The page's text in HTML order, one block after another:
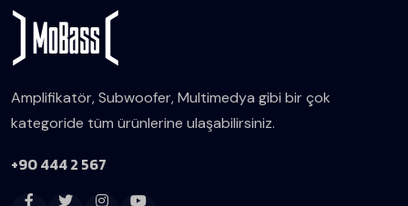
Amplifikatör, Subwoofer, Multimedya gibi bir çok
kategoride tüm ürünlerine ulaşabilirsiniz.
+90 444 2 567